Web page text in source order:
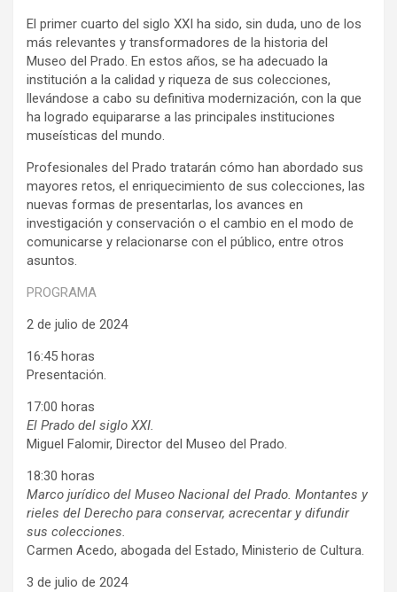
El primer cuarto del siglo XXI ha sido, sin duda, uno de los
más relevantes y transformadores de la historia del
Museo del Prado. En estos años, se ha adecuado la
institución a la calidad y riqueza de sus colecciones,
llevándose a cabo su definitiva modernización, con la que
ha logrado equipararse a las principales instituciones
museísticas del mundo.
Profesionales del Prado tratarán cómo han abordado sus
mayores retos, el enriquecimiento de sus colecciones, las
nuevas formas de presentarlas, los avances en
investigación y conservación o el cambio en el modo de
comunicarse y relacionarse con el público, entre otros
asuntos.
PROGRAMA
2 de julio de 2024
16:45 horas
Presentación.
17:00 horas
El Prado del siglo XXI.
Miguel Falomir, Director del Museo del Prado.
18:30 horas
Marco jurídico del Museo Nacional del Prado. Montantes y
rieles del Derecho para conservar, acrecentar y difundir
sus colecciones.
Carmen Acedo, abogada del Estado, Ministerio de Cultura.
3 de julio de 2024